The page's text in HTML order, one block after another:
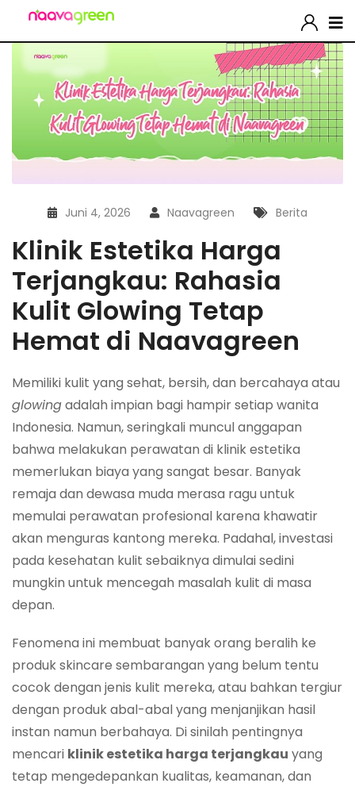
Juni 4, 2026 Naavagreen Berita
Klinik Estetika Harga
Terjangkau: Rahasia
Kulit Glowing Tetap
Hemat di Naavagreen
Memiliki kulit yang sehat, bersih, dan bercahaya atau
glowingadalah impian bagi hampir setiap wanita
Indonesia. Namun, seringkali muncul anggapan
bahwa melakukan perawatan di klinik estetika
memerlukan biaya yang sangat besar. Banyak
remaja dan dewasa muda merasa ragu untuk
memulai perawatan profesional karena khawatir
akan menguras kantong mereka. Padahal, investasi
pada kesehatan kulit sebaiknya dimulai sedini
mungkin untuk mencegah masalah kulit di masa
depan.
Fenomena ini membuat banyak orang beralih ke
produk skincare sembarangan yang belum tentu
cocok dengan jenis kulit mereka, atau bahkan tergiur
dengan produk abal-abal yang menjanjikan hasil
instan namun berbahaya. Di sinilah pentingnya
mencari klinik estetika harga terjangkau yang
tetap mengedepankan kualitas, keamanan, dan